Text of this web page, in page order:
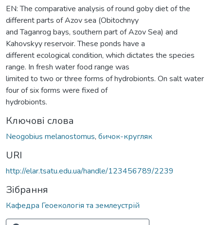
EN: The comparative analysis of round goby diet of the
different parts of Azov sea (Obitochnyy
and Taganrog bays, southern part of Azov Sea) and
Kahovskyy reservoir. These ponds have a
different ecological condition, which dictates the species
range. In fresh water food range was
limited to two or three forms of hydrobionts. On salt water
four of six forms were fixed of
hydrobionts.
Ключові слова
Neogobius melanostomus, бичок-кругляк
URI
http://elar.tsatu.edu.ua/handle/123456789/2239
Зібрання
Кафедра Геоекологія та землеустрій